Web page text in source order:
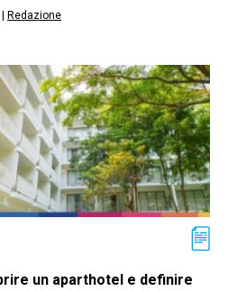
Redazione
un aparthotel e definire